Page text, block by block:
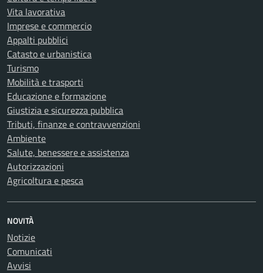
Vita lavorativa
Imprese e commercio
Appalti pubblici
Catasto e urbanistica
Turismo
Mobilità e trasporti
Educazione e formazione
Giustizia e sicurezza pubblica
Tributi, finanze e contravvenzioni
Ambiente
Salute, benessere e assistenza
Autorizzazioni
Agricoltura e pesca
NOVITÀ
Notizie
Comunicati
Avvisi